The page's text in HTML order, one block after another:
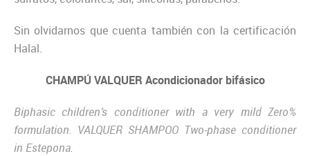
Sin olvidarnos que cuenta también con la certificación
Halal.
CHAMPÚ VALQUER Acondicionador bifásico
Biphasic children’s conditioner with a very mild Zero%
formulation. VALQUER SHAMPOO Two-phase conditioner
in Estepona.